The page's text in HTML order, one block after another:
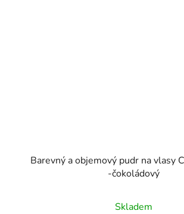
Barevný a objemový pudr na vlasy
-čokoládový
Skladem